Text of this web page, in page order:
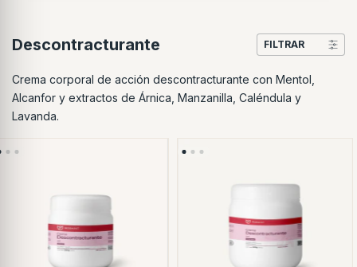
Descontracturante FILTRAR
Crema corporal de acción descontracturante con Mentol,
Alcanfor y extractos de Árnica, Manzanilla, Caléndula y
Lavanda.